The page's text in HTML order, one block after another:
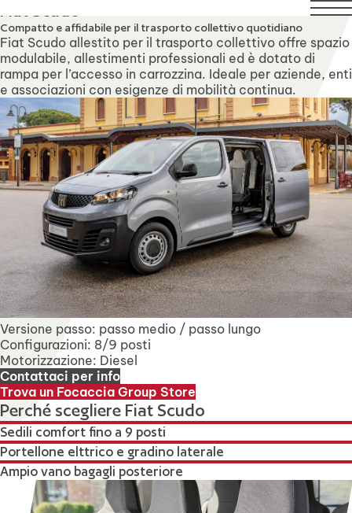
compresi. Il servizio di assistenza tecnica rimarrà
Fiat Scudo
Compatto e affidabile per il trasporto collettivo quotidiano
Fiat Scudo allestito per il trasporto collettivo offre spazio
modulabile, allestimenti professionali ed è dotato di
rampa per l’accesso in carrozzina. Ideale per aziende, enti
e associazioni con esigenze di mobilità continua.
Versione passo: passo medio / passo lungo
Configurazioni: 8/9 posti
Motorizzazione: Diesel
Contattaci per info
Trova un Focaccia Group Store
Perché scegliere Fiat Scudo
Sedili comfort fino a 9 posti
Portellone elttrico e gradino laterale
Ampio vano bagagli posteriore